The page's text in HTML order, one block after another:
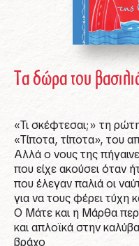
Τα δώρα του
«Τι σκέφτεσαι;» τη
«Τίποτα, τίποτα», του
Αλλά ο νους της
που είχε ακούσει όταν
που έλεγαν παλιά οι
για να τους φέρει τύχη
Ο Μάτε και η Μάρθα
και απλοϊκά στην
βράχο